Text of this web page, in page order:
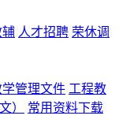
辅 人才招聘 荣休调
学管理文件 工程教
）
常用资料下载